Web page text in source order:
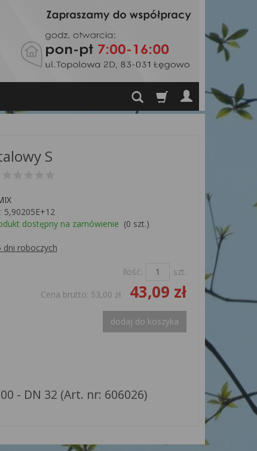
S
5,90205E+12
dostępny na zamówienie (0 szt.)
dni roboczych
Ilość:
szt.
Cena brutto: 53,00 zł 43,09 zł
dodaj do koszyka
- DN 32 (Art. nr: 606026)